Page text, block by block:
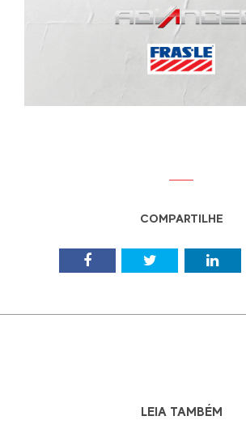
COMPARTILHE
LEIA TAMBÉM